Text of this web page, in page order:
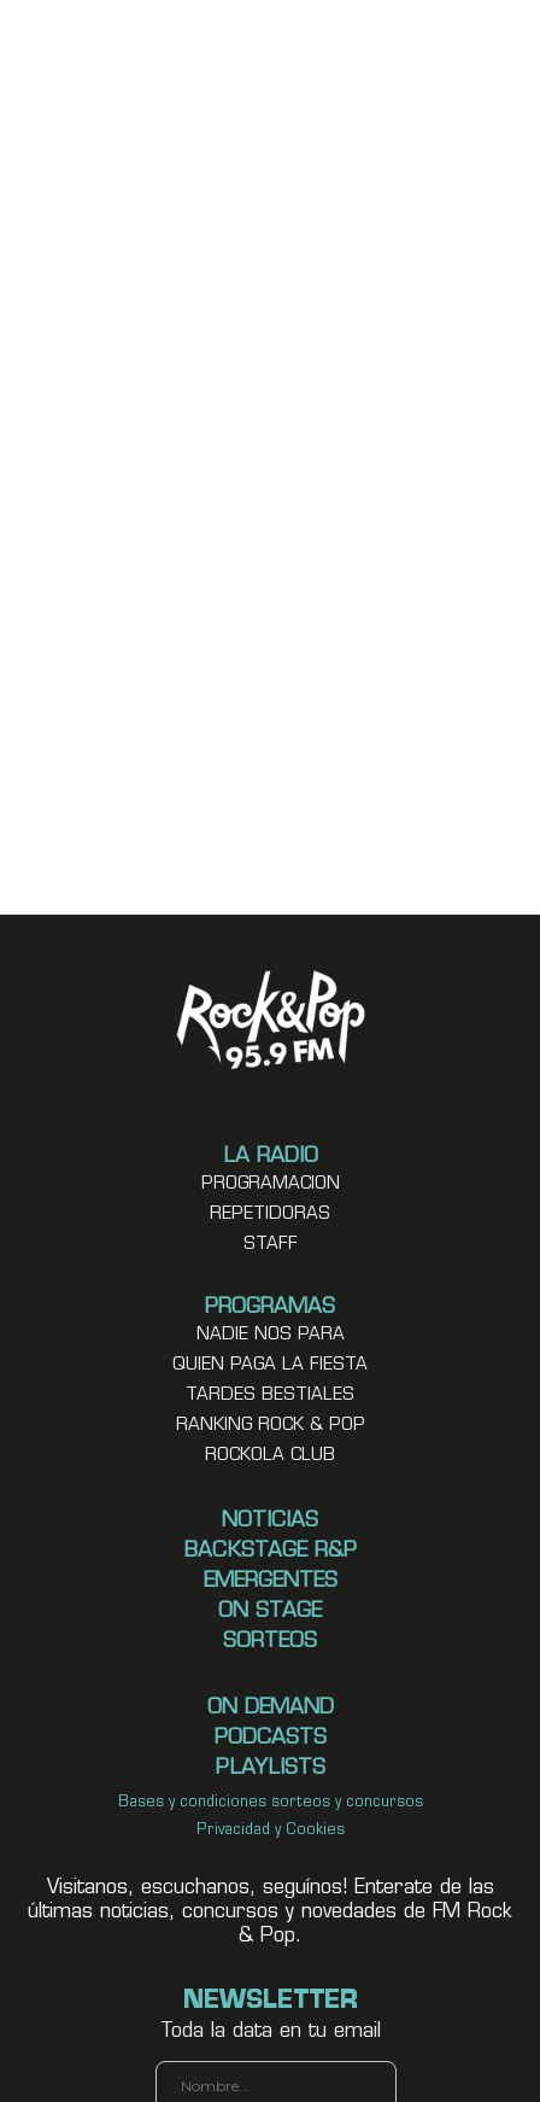
LA RADIO
PROGRAMACION
REPETIDORAS
STAFF
PROGRAMAS
NADIE NOS PARA
QUIEN PAGA LA FIESTA
TARDES BESTIALES
RANKING ROCK & POP
ROCKOLA CLUB
NOTICIAS
BACKSTAGE R&P
EMERGENTES
ON STAGE
SORTEOS
ON DEMAND
PODCASTS
PLAYLISTS
Bases y condiciones sorteos y concursos
Privacidad y Cookies
Visitanos, escuchanos, seguínos! Enterate de las
últimas noticias, concursos y novedades de FM Rock
& Pop.
NEWSLETTER
Toda la data en tu email